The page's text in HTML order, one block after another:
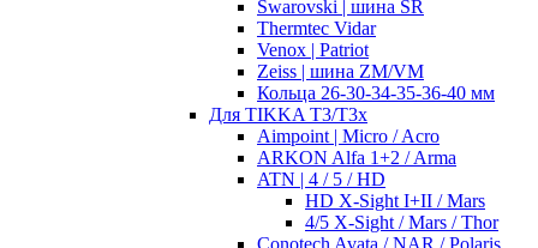
Swarovski | шина SR
Thermtec Vidar
Venox | Patriot
Zeiss | шина ZM/VM
Кольца 26-30-34-35-36-40 мм
Для TIKKA T3/T3x
Aimpoint | Micro / Acro
ARKON Alfa 1+2 / Arma
ATN | 4 / 5 / HD
HD X-Sight I+II / Mars
4/5 X-Sight / Mars / Thor
Conotech Avata / NAR / Polaris